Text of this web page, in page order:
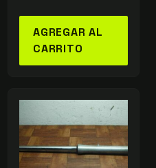
AGREGAR AL
CARRITO